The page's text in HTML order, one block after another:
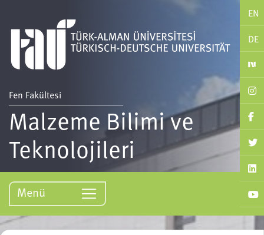
EN
DE
Fen Fakültesi
Malzeme Bilimi ve
Teknolojileri
Menü